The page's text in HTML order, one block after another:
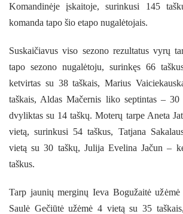
Komandinėje įskaitoje, surinkusi 145
komanda tapo šio etapo nugalėtojais.
Suskaičiavus viso sezono rezultatus vyrų
tapo sezono nugalėtoju, surinkęs 66
ketvirtas su 38 taškais, Marius
taškais, Aldas Mačernis liko septintas – 30
dvyliktas su 14 taškų. Moterų tarpe Aneta
vietą, surinkusi 54 taškus, Tatjana
vietą su 30 taškų, Julija Evelina Jačun –
taškus.
Tarp jaunių merginų Ieva Bogužaitė
Saulė Gečiūtė užėmė 4 vietą su 35